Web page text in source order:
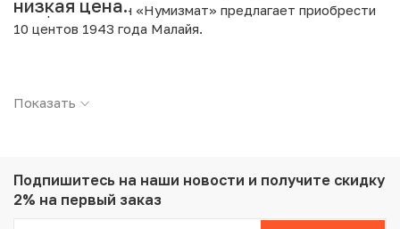
низкая цена.
Интернет магазин «Нумизмат» предлагает приобрести
10 центов 1943 года Малайя.
Страна: Малайя
Проба: 500
Вес: 2.71 г
Показать
Подпишитесь на наши новости и получите скидку
2% на первый заказ